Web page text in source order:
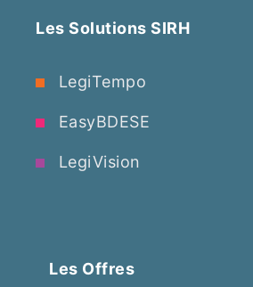
Les Solutions SIRH
LegiTempo
EasyBDESE
LegiVision
Les Offres